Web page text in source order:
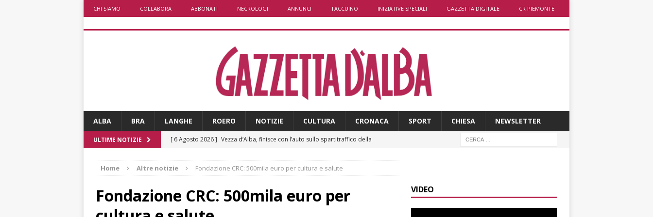
CHI SIAMO COLLABORA ABBONATI NECROLOGI ANNUNCI TACCUINO INIZIATIVE SPECIALI GAZZETTA DIGITALE CR PIEMONTE
ALBA BRA LANGHE ROERO NOTIZIE CULTURA CRONACA SPORT CHIESA NEWSLETTER
ULTIME NOTIZIE [ 6 Agosto 2026 ] Vezza d’Alba, finisce con l’auto sullo spartitraffico della
[ 6 Agosto 2026 ] La bella stagione riporta l’allarme sulle strade: cresce il
numero
ALTRE NOTIZIE
Piemonte punta sull’automotive con le Aree di Accelerazione
Home Altre notizie Fondazione CRC: 500mila euro per cultura e salute
Fondazione CRC: 500mila euro per
VIDEO